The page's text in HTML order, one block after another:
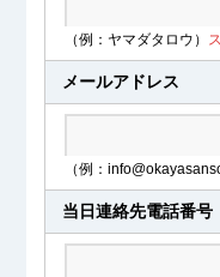
（例：ヤマダタロウ）
メールアドレス
（例：
当日連絡先電話番号